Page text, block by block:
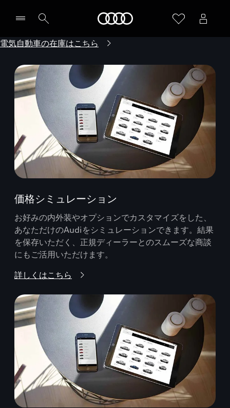
電気自動車の在庫はこちら
価格シミュレーション
お好みの内外装やオプションでカスタマイズをした、
あなただけのAudiをシミュレーションできます。結果
を保存いただく、正規ディーラーとのスムーズな商談
にもご活用いただけます。
詳しくはこちら